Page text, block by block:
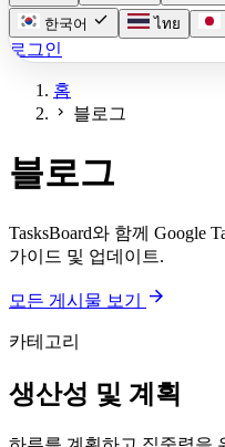
한국어 check ไทย
로그인
홈
chevron_right 블로그
블로그
TasksBoard와 함께 Google
가이드 및 업데이트.
모든 게시물 보기 arrow_forward
카테고리
생산성 및 계획